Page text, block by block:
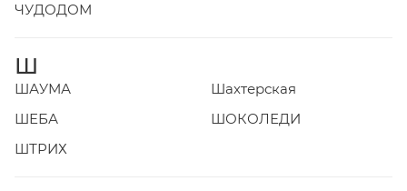
ЧУДОДОМ
Ш
ШАУМА
Шахтерская
ШЕБА
ШОКОЛЕДИ
ШТРИХ